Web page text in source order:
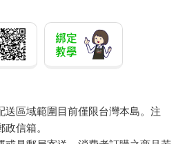
送區域範圍目前僅限台灣本島。注
信箱。